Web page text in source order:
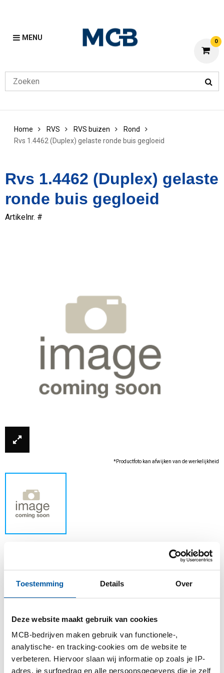
Toestemming Details Over
Deze website maakt gebruik van cookies
MCB-bedrijven maken gebruik van functionele-,
analytische- en tracking-cookies om de website te
verbeteren. Hiervoor slaan wij informatie op zoals je IP-
adres, je surfgedrag en alle persoonsgegevens die je zelf
MENU 0
Home RVS RVS buizen
Rond
Rvs 1.4462 (Duplex) gelaste ronde buis gegloeid
Rvs 1.4462 (Duplex) gelaste
ronde buis gegloeid
Artikelnr. #
*Productfoto kan afwijken van de werkelijkheid
Verfijn uw selectie of selecteer een product uit de